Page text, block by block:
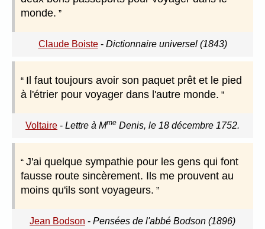
monde.
Claude Boiste- Dictionnaire universel (1843)
Il faut toujours avoir son paquet prêt et le pied
à l'étrier pour voyager dans l'autre monde.
Voltaire - Lettre à Mme Denis, le 18 décembre 1752.
J'ai quelque sympathie pour les gens qui font
fausse route sincèrement. Ils me prouvent au
moins qu'ils sont voyageurs.
Jean Bodson - Pensées de l'abbé Bodson (1896)